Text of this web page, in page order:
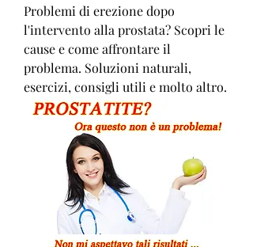
Problemi di erezione dopo
l'intervento alla prostata? Scopri le
cause e come affrontare il
problema. Soluzioni naturali,
esercizi, consigli utili e molto altro.